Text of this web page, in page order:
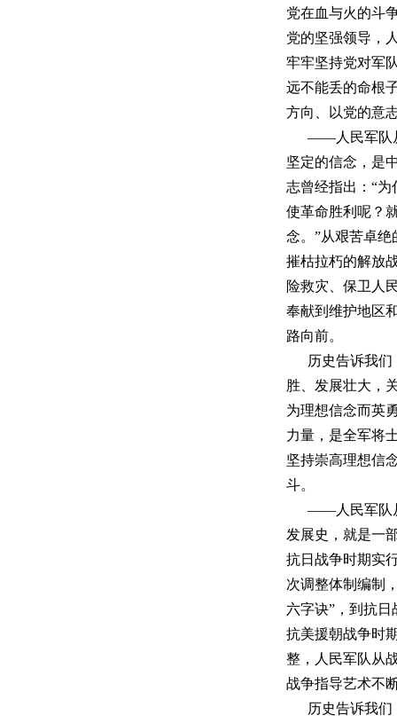
党在血与火的斗
党的坚强领导，
牢牢坚持党对军
远不能丢的命根
方向、以党的意
——人民军队
坚定的信念，是
志曾经指出：“
使革命胜利呢？
念。”从艰苦卓
摧枯拉朽的解放
险救灾、保卫人
奉献到维护地区
路向前。
历史告诉我
胜、发展壮大，
为理想信念而英
力量，是全军将
坚持崇高理想信
斗。
——人民军队
发展史，就是一
抗日战争时期实
次调整体制编制
六字诀”，到抗
抗美援朝战争时
整，人民军队从
战争指导艺术不
历史告诉我